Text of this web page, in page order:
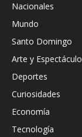
Nacionales
Mundo
Santo Domingo
Arte y Espectáculo
Deportes
Curiosidades
Economía
Tecnología